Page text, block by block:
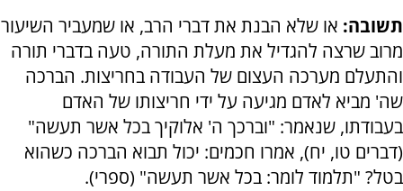
תשובה: או שלא הבנת את דברי הרב, או שמעביר השיעור
מרוב שרצה להגדיל את מעלת התורה, טעה בדברי תורה
והתעלם מערכה העצום של העבודה בחריצות. הברכה
שה' מביא לאדם מגיעה על ידי חריצותו של האדם
בעבודתו, שנאמר: "וברכך ה' אלוקיך בכל אשר תעשה"
(דברים טו, יח), אמרו חכמים: יכול תבוא הברכה כשהוא
בטל? "תלמוד לומר: בכל אשר תעשה" (ספרי).